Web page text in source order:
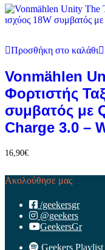
Προσθήκη στο καλάθι
Vonmählen
Φορτιστής
συμβατός με
Charge 3.0 –
16,90€
Ακολούθησε μας
/geekersgr
@geekers
GeekersGr
Geekers Playlist